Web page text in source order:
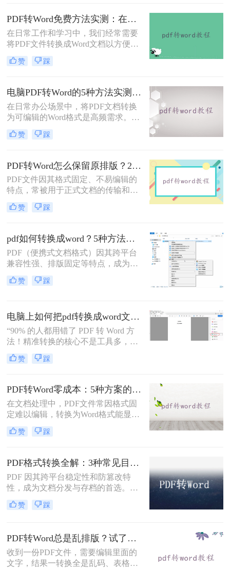
助你高效完成转换。
PDF转Word免费方法实测：在线工具、Word内置功能与手动复制3种方式对比！
在日常工作和学习中，我们经常需要
将PDF文件转换成Word文档以方便编
辑。那么怎么不花钱把pdf转成word
呢？以下是三种可以免费使用的PDF
选择最适合的方式。
赞 踩
电脑PDF转Word的5种方法实测指南：从在线工具到OCR识别与命令行自动化！
在日常办公场景中，将PDF文档转换
为可编辑的Word格式是高频需求。那
么电脑pdf怎么转换成word呢？本文综
合2025年最新技术动态，系统解析
赞 踩
PDF转Word怎么保留原排版？2种方法对比：Adobe Acrobat DC与专业转换软件实测
PDF文件因其格式固定、不易编辑的
特点，常被用于正式文档的传输和存
档。然而，当我们需要编辑PDF内容
时，将其转换为Word文档是常见需
乱，影响使用体验。那么pdf转word怎
么保留原排版呢？本文将介绍两种方
法，帮助你在PDF转Word时尽可能保
留原排版。
赞 踩
pdf如何转换成word？5种方法从免费到编程实测对比！
PDF（便携式文档格式）因其跨平台
兼容性强、排版固定等特点，成为文
档共享和存档的首选。但若需编辑内
容或调整格式，需将PDF转换为
户高效完成转换。
赞 踩
电脑上如何把pdf转换成word文档？这3个高效精准的方法，让你办公效能翻倍！
“90% 的人都用错了 PDF 转 Word 方
法！精准转换的核心不是工具多，而
是选对适配场景”职场中，“PDF 转
Word” 是高频刚需 —— 项目报告需提
论文需调整格式，稍有不慎就会出现
排版错乱、文字丢失、表格变形等问
题。
赞 踩
PDF转Word零成本：5种方案的成本、速度、精度对比！
在文档处理中，PDF文件常因格式固
定难以编辑，转换为Word格式能显著
提升工作效率。然而，市面上许多转
换工具需付费或存在隐私风险，那么
5种完全免费的解决方案。所有方法
均基于官方或开源平台，确保零成
本、无广告、无数据泄露。无需任何
付费，即可实现高质量转换，告别格
式错乱与隐私担忧！
赞 踩
PDF格式转换全解：3种常见目标格式及对应操作方法！
PDF 因其跨平台稳定性和防篡改特
性，成为文档分发与存档的首选。但
当需要编辑内容、调整格式或提取文
本时，将其转换为可编辑的 Word 文
流转换途径。
赞 踩
PDF转Word总是乱排版？试了好几个办法，这几个真的能用！
收到一份PDF文件，需要编辑里面的
文字，结果一转换全是乱码、表格错